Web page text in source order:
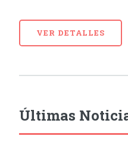
VER DETALLES
Últimas